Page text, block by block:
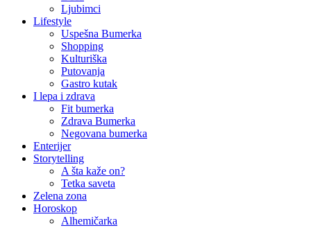
Ljubimci
Lifestyle
Uspešna Bumerka
Shopping
Kulturiška
Putovanja
Gastro kutak
I lepa i zdrava
Fit bumerka
Zdrava Bumerka
Negovana bumerka
Enterijer
Storytelling
A šta kaže on?
Tetka saveta
Zelena zona
Horoskop
Alhemičarka